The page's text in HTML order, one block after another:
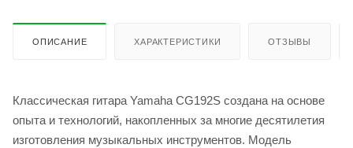
ОПИСАНИЕ ХАРАКТЕРИСТИКИ ОТЗЫВЫ
Классическая гитара Yamaha CG192S создана на основе
опыта и технологий, накопленных за многие десятилетия
изготовления музыкальных инструментов. Модель